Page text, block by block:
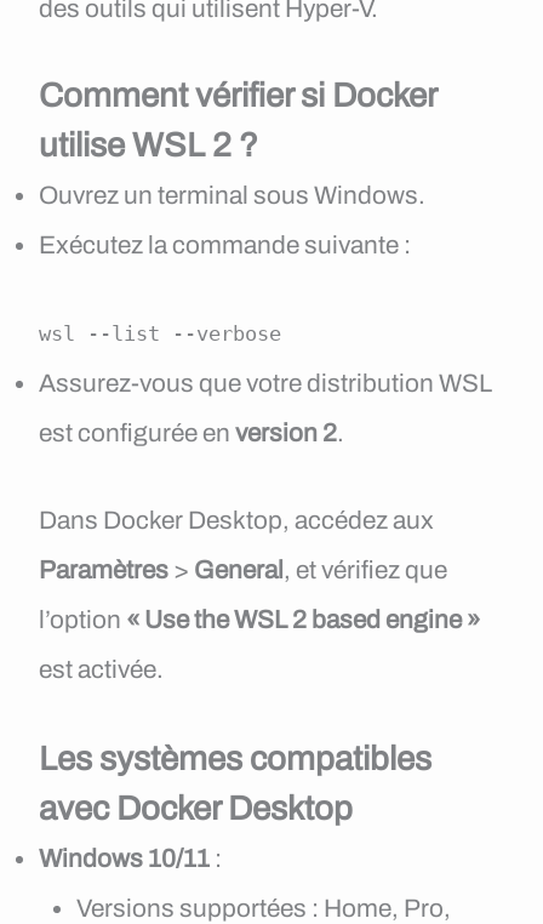
des outils qui utilisent Hyper-V.
Comment vérifier si Docker
utilise WSL 2 ?
Ouvrez un terminal sous Windows.
Exécutez la commande suivante :
wsl --list --verbose
Assurez-vous que votre distribution WSL
est configurée en version 2.
Dans Docker Desktop, accédez aux
Paramètres > General , et vérifiez que
l’option « Use the WSL 2 based engine »
est activée.
Les systèmes compatibles
avec Docker Desktop
Windows 10/11 :
Versions supportées : Home, Pro,